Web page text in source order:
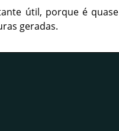
útil, porque é quase
geradas.